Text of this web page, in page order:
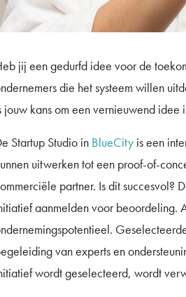
jij een gedurfd idee voor de
die het systeem willen
jouw kans om een vernieuwend
Startup Studio in BlueCityis een
uitwerken tot een proof-of-
partner. Is dit succesvol?
aanmelden voor beoordeling.
van experts en
wordt geselecteerd, wordt